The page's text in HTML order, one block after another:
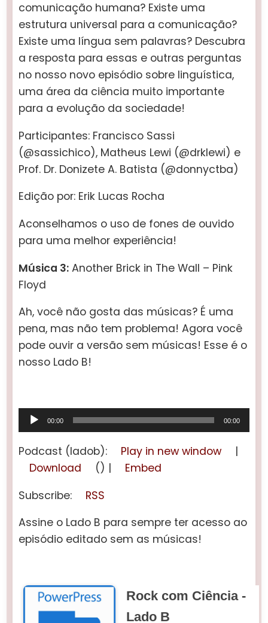
comunicação humana? Existe uma
estrutura universal para a comunicação?
Existe uma língua sem palavras? Descubra
a resposta para essas e outras perguntas
no nosso novo episódio sobre linguística,
uma área da ciência muito importante
para a evolução da sociedade!
Participantes: Francisco Sassi
(@sassichico), Matheus Lewi (@drklewi) e
Prof. Dr. Donizete A. Batista (@donnyctba)
Edição por: Erik Lucas Rocha
Aconselhamos o uso de fones de ouvido
para uma melhor experiência!
Música 3: Another Brick in The Wall – Pink
Floyd
Ah, você não gosta das músicas? É uma
pena, mas não tem problema! Agora você
pode ouvir a versão sem músicas! Esse é o
nosso Lado B!
Tocador
de
áudio
00:00 00:00
Podcast (ladob): Play in new window
|
Download
() |
Embed
Subscribe:
RSS
Assine o Lado B para sempre ter acesso ao
episódio editado sem as músicas!
Rock com Ciência -
Lado B